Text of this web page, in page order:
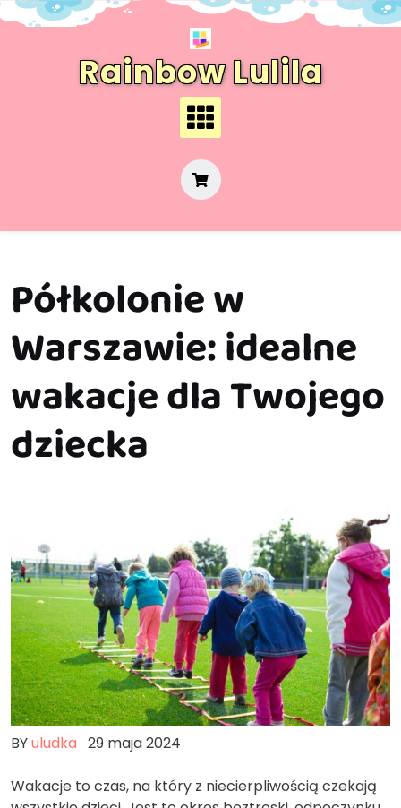
Skip
Rainbow Lulila
Półkolonie w
Warszawie: idealne
wakacje dla Twojego
dziecka
BYuludka 29 maja 2024
Wakacje to czas, na który z niecierpliwością czekają